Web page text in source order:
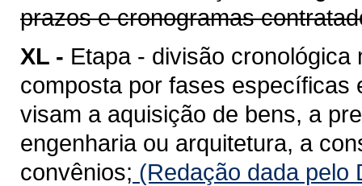
prazos e cronogramas
XL - Etapa - divisão
composta por fases específicas
visam a aquisição de bens, a
engenharia ou arquitetura, a
convênios; (Redação dada pelo